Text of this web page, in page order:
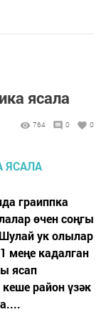
ясала
764 0 0
граиппка
өчен соңгы
ук олылар
меңе кадалган
ясап
кеше район үзәк